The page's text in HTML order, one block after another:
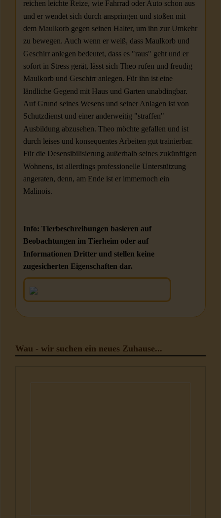
reichen leichte Reize, wie Fahrrad oder Auto schon aus
und er wendet sich durch anspringen und stoßen mit
dem Maulkorb gegen seinen Halter, um ihn zur Umkehr
zu bewegen. Auch wenn er weiß, dass Maulkorb und
Geschirr anlegen bedeutet, dass es "raus" geht und er
sofort in Stress gerät, lässt sich Theo rufen und freudig
Maulkorb und Geschirr anlegen. Für ihn ist eine
ländliche Gegend mit Haus und Garten unabdingbar.
Auf Grund seines Wesens und seiner Anlagen ist von
Schutzdienst und einer anderweitig "straffen"
Ausbildung abzusehen. Theo möchte gefallen und ist
durch leises und konsequentes Arbeiten gut trainierbar.
Für die Desensibilisierung außerhalb seines zukünftigen
Wohnens, ist allerdings professionelle Unterstützung
angeraten, denn, am Ende ist er immernoch ein
Malinois.
Info: Tierbeschreibungen basieren auf
Beobachtungen im Tierheim oder auf
Informationen Dritter und stellen keine
zugesicherten Eigenschaften dar.
Wau - wir suchen ein neues Zuhause...